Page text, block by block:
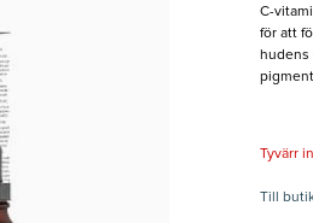
C-
för att
hudens
Tyvärr
Till